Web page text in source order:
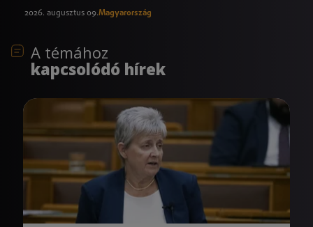
2026. augusztus 09.Magyarország
A témához
kapcsolódó hírek